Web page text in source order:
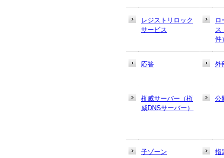
レジストリロック
サービス
ロ
ス
件
応答 外
権威サーバー（権
威DNSサーバー）
公
子ゾーン 指